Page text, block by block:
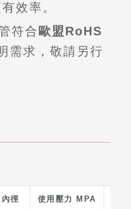
效率。
符合 歐盟RoHS
需求，敬請另行
徑
使用壓力 MPA